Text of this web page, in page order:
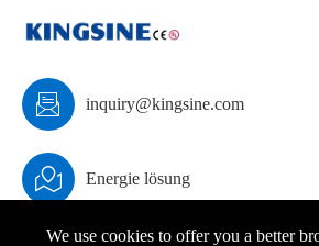
 inquiry@kingsine.com
 Energie lösung
We use cookies to offer you a better